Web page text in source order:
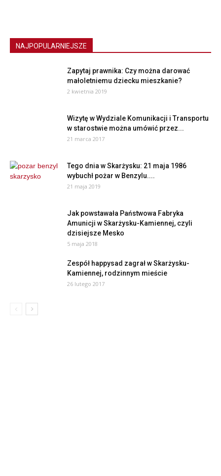
NAJPOPULARNIEJSZE
Zapytaj prawnika: Czy można darować
małoletniemu dziecku mieszkanie?
2 kwietnia 2019
Wizytę w Wydziale Komunikacji i Transportu
w starostwie można umówić przez...
21 marca 2017
Tego dnia w Skarżysku: 21 maja 1986
wybuchł pożar w Benzylu....
21 maja 2019
Jak powstawała Państwowa Fabryka
Amunicji w Skarżysku-Kamiennej, czyli
dzisiejsze Mesko
5 maja 2018
Zespół happysad zagrał w Skarżysku-
Kamiennej, rodzinnym mieście
26 lutego 2017